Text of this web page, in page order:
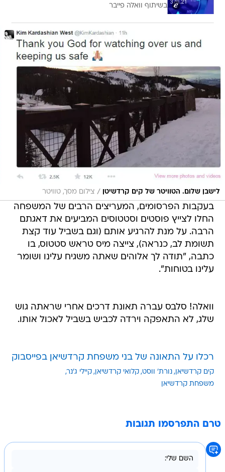
בשיתוף וואלה פייבר
לישבן שלום. הטוויטר של קים קרדשיטן / צילום מסך, טוויטר
בעקבות הפרסומים, המעריצים הרבים של המשפחה
החלו לצייץ פוסטים וסטטוסים המביעים את דאגתם
הרבה. על מנת להרגיע אותם (וגם בשביל עוד קצת
תשומת לב, כנראה), צייצה מיס טראש סטטוס, בו
כתבה, "תודה לך אלוהים שאתה משגיח עלינו ושומר
עלינו בטוחות".
וואלה! סלבס עברה תאונת דרכים אחרי שראתה גוש
שלג, לא התאפקה וירדה לכביש בשביל לאכול אותו.
רכלו על התאונה של בני משפחת קרדשיאן בפייסבוק
קים קרדשיאן נורת' ווסט קלואי קרדשיאן קיילי ג'נר
משפחת קרדשיאן
טרם התפרסמו תגובות